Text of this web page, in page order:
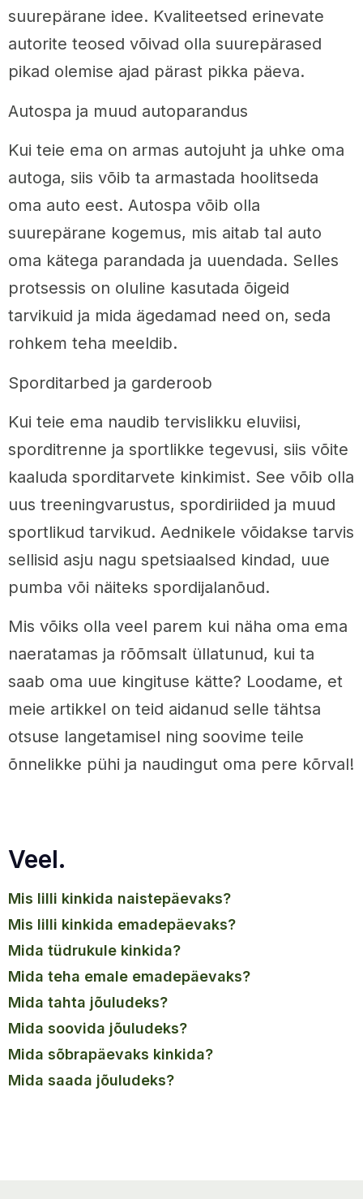
suurepärane idee. Kvaliteetsed erinevate
autorite teosed võivad olla suurepärased
pikad olemise ajad pärast pikka päeva.
Autospa ja muud autoparandus
Kui teie ema on armas autojuht ja uhke oma
autoga, siis võib ta armastada hoolitseda
oma auto eest. Autospa võib olla
suurepärane kogemus, mis aitab tal auto
oma kätega parandada ja uuendada. Selles
protsessis on oluline kasutada õigeid
tarvikuid ja mida ägedamad need on, seda
rohkem teha meeldib.
Sporditarbed ja garderoob
Kui teie ema naudib tervislikku eluviisi,
sporditrenne ja sportlikke tegevusi, siis võite
kaaluda sporditarvete kinkimist. See võib olla
uus treeningvarustus, spordiriided ja muud
sportlikud tarvikud. Aednikele võidakse tarvis
sellisid asju nagu spetsiaalsed kindad, uue
pumba või näiteks spordijalanõud.
Mis võiks olla veel parem kui näha oma ema
naeratamas ja rõõmsalt üllatunud, kui ta
saab oma uue kingituse kätte? Loodame, et
meie artikkel on teid aidanud selle tähtsa
otsuse langetamisel ning soovime teile
õnnelikke pühi ja naudingut oma pere kõrval!
Veel.
mis lilli kinkida naistepäevaks?
mis lilli kinkida emadepäevaks?
mida tüdrukule kinkida?
mida teha emale emadepäevaks?
mida tahta jõuludeks?
mida soovida jõuludeks?
mida sõbrapäevaks kinkida?
mida saada jõuludeks?